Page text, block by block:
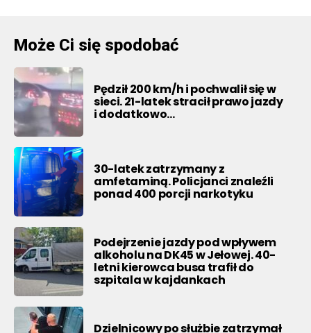
Może Ci się spodobać
Pędził 200 km/h i pochwalił się w
sieci. 21-latek stracił prawo jazdy
i dodatkowo…
30-latek zatrzymany z
amfetaminą. Policjanci znaleźli
ponad 400 porcji narkotyku
Podejrzenie jazdy pod wpływem
alkoholu na DK45 w Jełowej. 40-
letni kierowca busa trafił do
szpitala w kajdankach
Dzielnicowy po służbie zatrzymał